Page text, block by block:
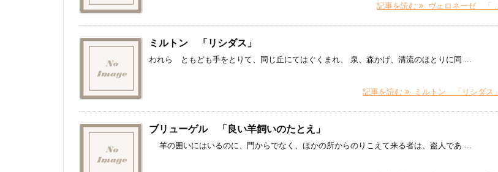
記事を読む ヴェロネーゼ 「 ...
ミルトン 「リシダス」
われら ともども手をとりて、同じ丘にてはぐくまれ、 泉、森かげ、清流のほとりに同 ...
記事を読む ミルトン 「リシダス」
ブリューゲル 「良い羊飼いのたとえ」
羊の囲いにはいるのに、門からでなく、ほかの所からのりこえて来る者は、盗人であ ...